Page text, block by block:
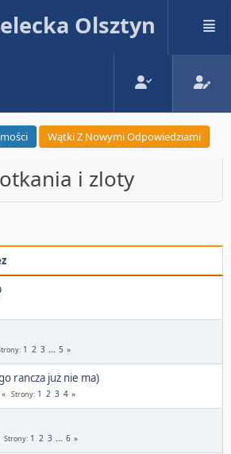
Olsztyn
Wątki Z Nowymi Odpowiedziami
i zloty
1 2 3 ... 5
rancza już nie ma)
Strony 1 2 3 4
Strony 1 2 3 ... 6